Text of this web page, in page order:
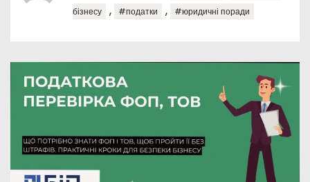
бізнесу
, #податки , #юридичні поради